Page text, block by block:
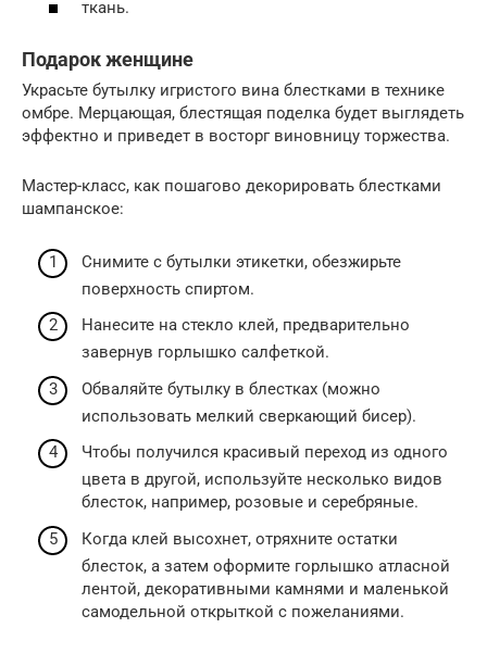
ткань.
Подарок женщине
Украсьте бутылку игристого вина блестками в технике
омбре. Мерцающая, блестящая поделка будет выглядеть
эффектно и приведет в восторг виновницу торжества.
Мастер-класс, как пошагово декорировать блестками
шампанское:
Снимите с бутылки этикетки, обезжирьте
поверхность спиртом.
Нанесите на стекло клей, предварительно
завернув горлышко салфеткой.
Обваляйте бутылку в блестках (можно
использовать мелкий сверкающий бисер).
Чтобы получился красивый переход из одного
цвета в другой, используйте несколько видов
блесток, например, розовые и серебряные.
Когда клей высохнет, отряхните остатки
блесток, а затем оформите горлышко атласной
лентой, декоративными камнями и маленькой
самодельной открыткой с пожеланиями.